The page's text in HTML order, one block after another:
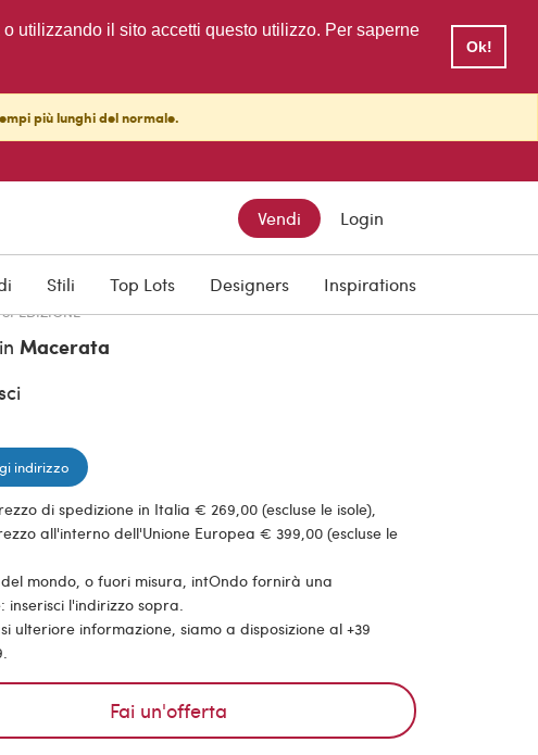
utilizzando il sito accetti questo utilizzo. Per saperne
Ok!
più lunghi del normale.
Vendi Login
Stili Top Lots Designers Inspirations
Macerata
indirizzo
di spedizione in Italia € 269,00 (escluse le isole),
all'interno dell'Unione Europea € 399,00 (escluse le
mondo, o fuori misura, intOndo fornirà una
inserisci l'indirizzo sopra.
ulteriore informazione, siamo a disposizione al +39
Fai un'offerta